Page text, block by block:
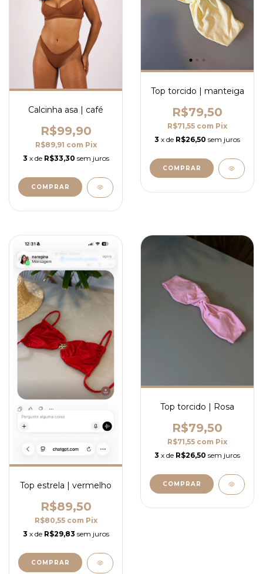
Calcinha asa | café
R$99,90
R$89,91 com Pix
3 x de R$33,30 sem juros
COMPRAR
Top torcido | manteiga
R$79,50
R$71,55 com Pix
3 x de R$26,50 sem juros
COMPRAR
Top estrela | vermelho
R$89,50
R$80,55 com Pix
3 x de R$29,83 sem juros
COMPRAR
Top torcido | Rosa
R$79,50
R$71,55 com Pix
3 x de R$26,50 sem juros
COMPRAR